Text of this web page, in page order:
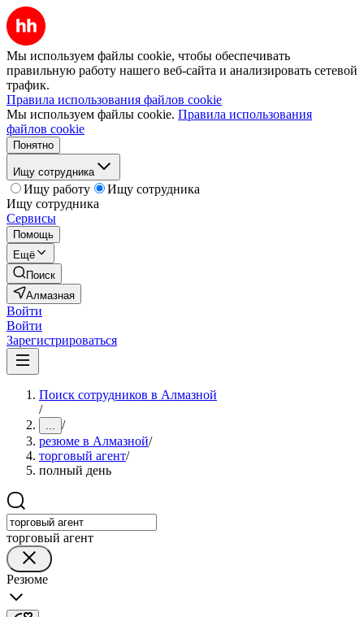
Мы используем файлы cookie, чтобы обеспечивать
правильную работу нашего веб-сайта и анализировать сетевой
трафик.
Правила использования файлов cookie
Мы используем файлы cookie. Правила использования
файлов cookie
Понятно
Ищу сотрудника
Ищу работу
Ищу сотрудника
Ищу сотрудника
Сервисы
Помощь
Ещё
Поиск
Алмазная
Войти
Войти
Зарегистрироваться
Поиск сотрудников в Алмазной
/
... /
резюме в Алмазной/
торговый агент/
полный день
торговый агент
Резюме